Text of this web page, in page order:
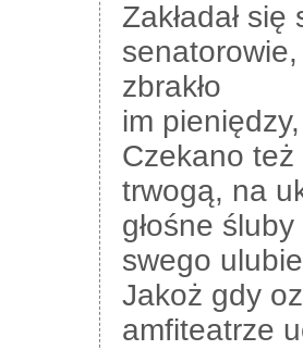
Zakładał
zbrakło
im
Czekano
trwogą, na
głośne
swego
Jakoż gdy
amfiteatrze